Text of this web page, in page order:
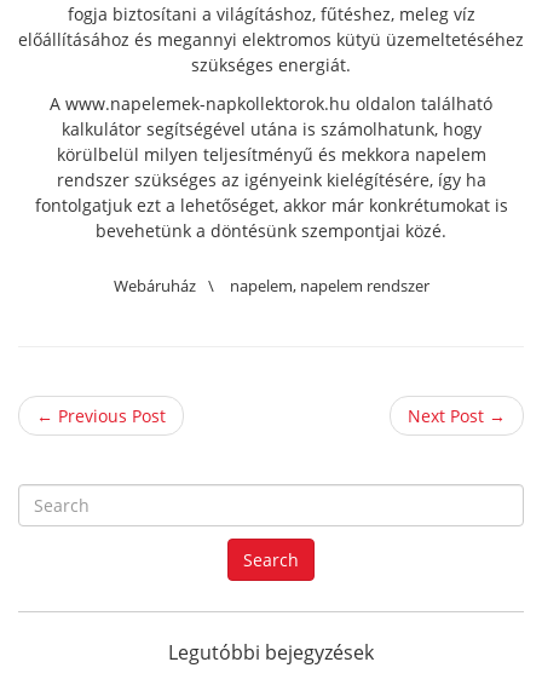
fogja biztosítani a világításhoz, fűtéshez, meleg víz
előállításához és megannyi elektromos kütyü üzemeltetéséhez
szükséges energiát.
A www.napelemek-napkollektorok.hu oldalon található
kalkulátor segítségével utána is számolhatunk, hogy
körülbelül milyen teljesítményű és mekkora napelem
rendszer szükséges az igényeink kielégítésére, így ha
fontolgatjuk ezt a lehetőséget, akkor már konkrétumokat is
bevehetünk a döntésünk szempontjai közé.
Webáruház \ napelem, napelem rendszer
← Previous Post Next Post →
e
a
r
f
Search
Legutóbbi bejegyzések